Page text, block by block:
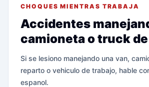
CHOQUES MIENTRAS TRABAJA
Accidentes
camioneta o truck
Si se lesiono manejando una van,
reparto o vehiculo de trabajo, hable
espanol.